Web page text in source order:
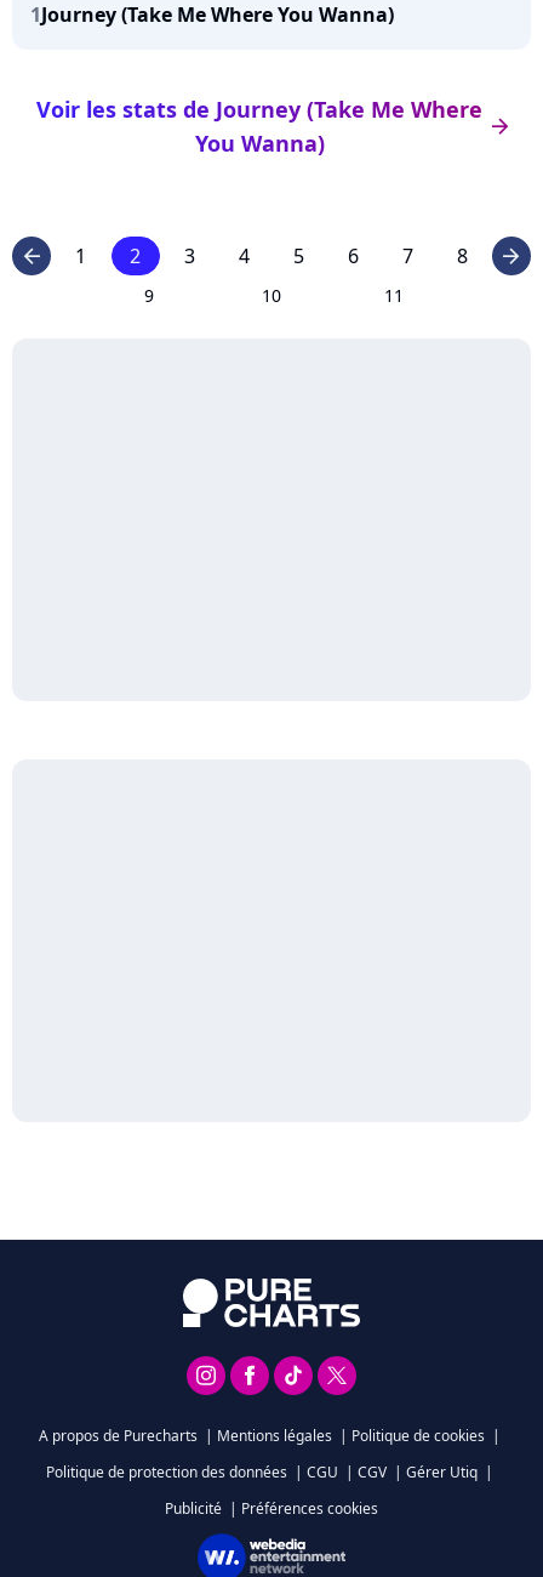
1Journey (Take Me Where You Wanna)
arrow_right
Voir les stats de Journey (Take Me Where
You Wanna)
arrow_left 1 2 3 4 5 6 7 8
9 10 11
arrow_right
A propos de Purecharts | Mentions légales | Politique de cookies |
Politique de protection des données | CGU | CGV | Gérer Utiq |
Publicité | Préférences cookies